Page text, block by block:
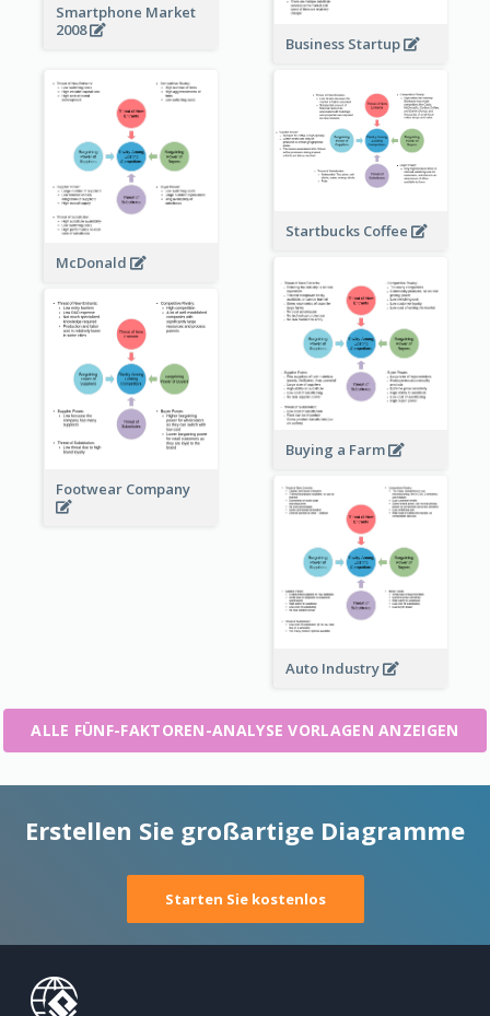
Smartphone Market
2008
Business Startup
McDonald
Startbucks Coffee
Buying a Farm
Footwear Company
Auto Industry
ALLE FÜNF-FAKTOREN-ANALYSE VORLAGEN ANZEIGEN
Erstellen Sie großartige Diagramme
Starten Sie kostenlos